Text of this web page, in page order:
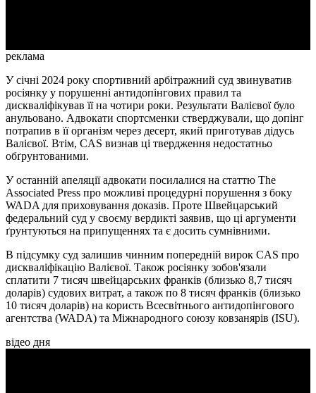
реклама
У січні 2024 року спортивний арбітражний суд звинуватив
росіянку у порушенні антидопінгових правил та
дискваліфікував її на чотири роки. Результати Валієвої було
анульовано. Адвокати спортсменки стверджували, що допінг
потрапив в її організм через десерт, який приготував дідусь
Валієвої. Втім, CAS визнав ці твердження недостатньо
обґрунтованими.
У останній апеляції адвокати посилалися на статтю The
Associated Press про можливі процедурні порушення з боку
WADA для приховування доказів. Проте Швейцарський
федеральний суд у своєму вердикті заявив, що ці аргументи
ґрунтуються на припущеннях та є досить сумнівними.
В підсумку суд залишив чинним попередній вирок CAS про
дискваліфікацію Валієвої. Також росіянку зобов'язали
сплатити 7 тисяч швейцарських франків (близько 8,7 тисяч
доларів) судових витрат, а також по 8 тисяч франків (близько
10 тисяч доларів) на користь Всесвітнього антидопінгового
агентства (WADA) та Міжнародного союзу ковзанярів (ISU).
відео дня